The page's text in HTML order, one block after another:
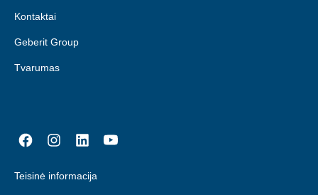
Kontaktai
Geberit Group
Tvarumas
Teisinė informacija